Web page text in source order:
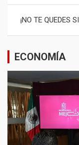
¡NO TE QUEDES
ECONOMÍA